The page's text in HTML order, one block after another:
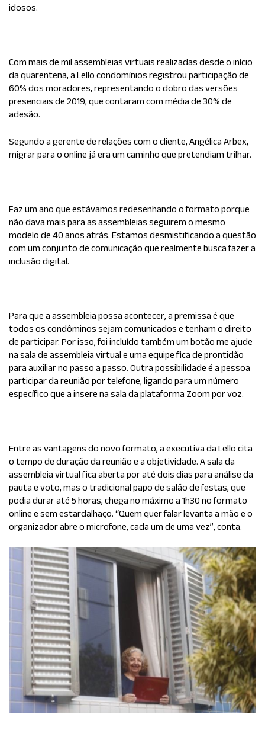
idosos.
Com mais de mil assembleias virtuais realizadas desde o início
da quarentena, a Lello condomínios registrou participação de
60% dos moradores, representando o dobro das versões
presenciais de 2019, que contaram com média de 30% de
adesão.
Segundo a gerente de relações com o cliente, Angélica Arbex,
migrar para o online já era um caminho que pretendiam trilhar.
Faz um ano que estávamos redesenhando o formato porque
não dava mais para as assembleias seguirem o mesmo
modelo de 40 anos atrás. Estamos desmistificando a questão
com um conjunto de comunicação que realmente busca fazer a
inclusão digital.
Para que a assembleia possa acontecer, a premissa é que
todos os condôminos sejam comunicados e tenham o direito
de participar. Por isso, foi incluído também um botão me ajude
na sala de assembleia virtual e uma equipe fica de prontidão
para auxiliar no passo a passo. Outra possibilidade é a pessoa
participar da reunião por telefone, ligando para um número
específico que a insere na sala da plataforma Zoom por voz.
Entre as vantagens do novo formato, a executiva da Lello cita
o tempo de duração da reunião e a objetividade. A sala da
assembleia virtual fica aberta por até dois dias para análise da
pauta e voto, mas o tradicional papo de salão de festas, que
podia durar até 5 horas, chega no máximo a 1h30 no formato
online e sem estardalhaço. “Quem quer falar levanta a mão e o
organizador abre o microfone, cada um de uma vez”, conta.